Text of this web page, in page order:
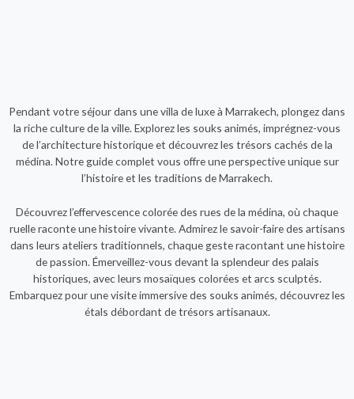
Pendant votre séjour dans une villa de luxe à Marrakech, plongez dans
la riche culture de la ville. Explorez les souks animés, imprégnez-vous
de l’architecture historique et découvrez les trésors cachés de la
médina. Notre guide complet vous offre une perspective unique sur
l’histoire et les traditions de Marrakech.
Découvrez l’effervescence colorée des rues de la médina, où chaque
ruelle raconte une histoire vivante. Admirez le savoir-faire des artisans
dans leurs ateliers traditionnels, chaque geste racontant une histoire
de passion. Émerveillez-vous devant la splendeur des palais
historiques, avec leurs mosaïques colorées et arcs sculptés.
Embarquez pour une visite immersive des souks animés, découvrez les
étals débordant de trésors artisanaux.